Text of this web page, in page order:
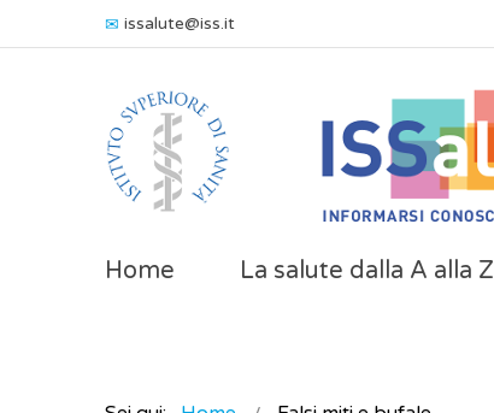
issalute@iss.it
Home La salute dalla A alla Z